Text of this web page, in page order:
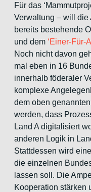
Für das
Verwaltung – will die
bereits bestehende
und dem ‘Einer-Für-
Noch nicht davon
mal eben in 16
innerhalb föderaler
komplexe
dem oben
werden, dass
Land A digitalisiert
anderen Logik in
Stattdessen wird
die einzelnen
lassen soll. Die
Kooperation stärken